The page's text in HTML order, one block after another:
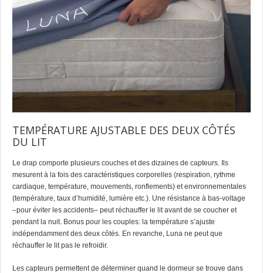
TEMPÉRATURE AJUSTABLE DES DEUX CÔTÉS
DU LIT
Le drap comporte plusieurs couches et des dizaines de capteurs. Ils
mesurent à la fois des caractéristiques corporelles (respiration, rythme
cardiaque, température, mouvements, ronflements) et environnementales
(température, taux d’humidité, lumière etc.). Une résistance à bas-voltage
–pour éviter les accidents– peut réchauffer le lit avant de se coucher et
pendant la nuit. Bonus pour les couples: la température s’ajuste
indépendamment des deux côtés. En revanche, Luna ne peut que
réchauffer le lit pas le refroidir.
Les capteurs permettent de déterminer quand le dormeur se trouve dans